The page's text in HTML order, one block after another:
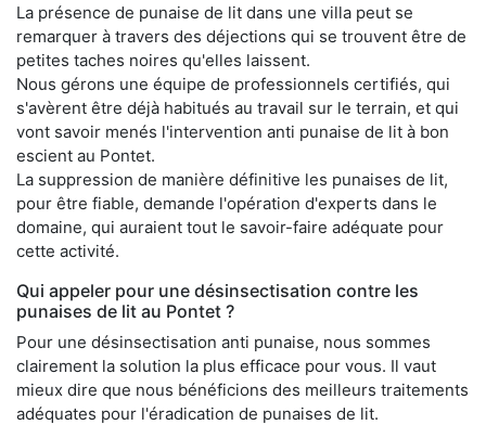
La présence de punaise de lit dans une villa peut se
remarquer à travers des déjections qui se trouvent être de
petites taches noires qu'elles laissent.
Nous gérons une équipe de professionnels certifiés, qui
s'avèrent être déjà habitués au travail sur le terrain, et qui
vont savoir menés l'intervention anti punaise de lit à bon
escient au Pontet.
La suppression de manière définitive les punaises de lit,
pour être fiable, demande l'opération d'experts dans le
domaine, qui auraient tout le savoir-faire adéquate pour
cette activité.
Qui appeler pour une désinsectisation contre les
punaises de lit au Pontet ?
Pour une désinsectisation anti punaise, nous sommes
clairement la solution la plus efficace pour vous. Il vaut
mieux dire que nous bénéficions des meilleurs traitements
adéquates pour l'éradication de punaises de lit.